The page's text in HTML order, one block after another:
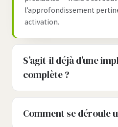
l’approfondissement
activation.
S’agit-il déjà d’une
complète ?
Comment se déroule